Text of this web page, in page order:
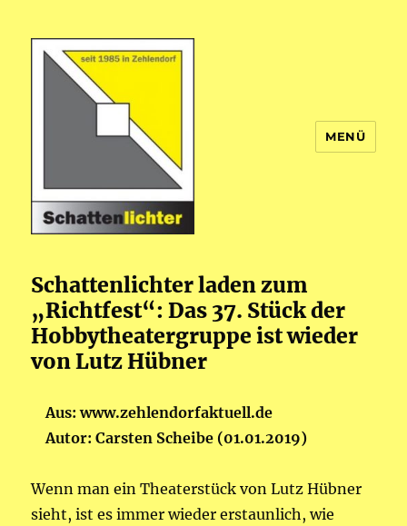
MENÜ
Schattenlichter laden zum
„Richtfest“: Das 37. Stück der
Hobbytheatergruppe ist wieder
von Lutz Hübner
Aus: www.zehlendorfaktuell.de
Autor: Carsten Scheibe (01.01.2019)
Wenn man ein Theaterstück von Lutz Hübner
sieht, ist es immer wieder erstaunlich, wie